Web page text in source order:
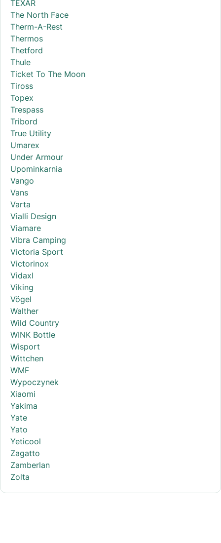
TEXAR
The North Face
Therm-A-Rest
Thermos
Thetford
Thule
Ticket To The Moon
Tiross
Topex
Trespass
Tribord
True Utility
Umarex
Under Armour
Upominkarnia
Vango
Vans
Varta
Vialli Design
Viamare
Vibra Camping
Victoria Sport
Victorinox
Vidaxl
Viking
Vögel
Walther
Wild Country
WINK Bottle
Wisport
Wittchen
WMF
Wypoczynek
Xiaomi
Yakima
Yate
Yato
Yeticool
Zagatto
Zamberlan
Zolta